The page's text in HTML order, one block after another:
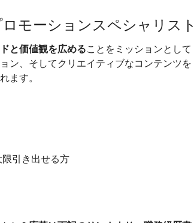
モーションスペシャリスト
と価値観を広めることをミッションとして
ン、そしてクリエイティブなコンテンツを
ます。
引き出せる方